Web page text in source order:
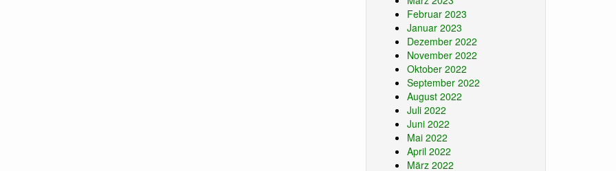
Februar 2023
Januar 2023
Dezember 2022
November 2022
Oktober 2022
September 2022
August 2022
Juli 2022
Juni 2022
Mai 2022
April 2022
März 2022